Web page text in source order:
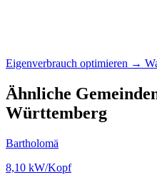
Eigenverbrauch optimieren →
Ähnliche
Württemberg
Bartholomä
8,10 kW/Kopf